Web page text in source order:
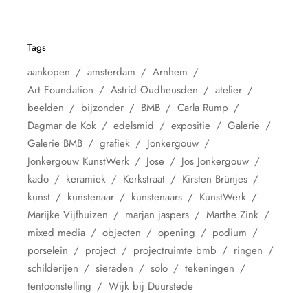
Tags
aankopen amsterdam
Arnhem
Art Foundation
Astrid Oudheusden
atelier
beelden
bijzonder BMB
Carla Rump
Dagmar de Kok
edelsmid expositie
Galerie
Galerie BMB
grafiek
Jonkergouw
Jonkergouw KunstWerk
Jose
Jos Jonkergouw
kado
keramiek Kerkstraat
Kirsten Brünjes
kunst
kunstenaar kunstenaars
KunstWerk
Marijke Vijfhuizen
marjan jaspers
Marthe Zink
mixed media
objecten opening
podium
porselein
project projectruimte bmb
ringen
schilderijen
sieraden solo
tekeningen
tentoonstelling
Wijk bij Duurstede